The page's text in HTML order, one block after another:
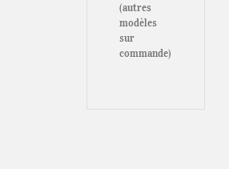
(autres
modèles
sur
commande)